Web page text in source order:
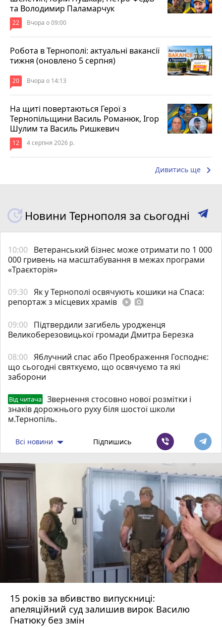
та Володимир Паламарчук
22 Вчора о 09:00
Робота в Тернополі: актуальні вакансії
тижня (оновлено 5 серпня)
20 Вчора о 14:13
На щиті повертаються Герої з
Тернопільщини Василь Романюк, Ігор
Шулим та Василь Ришкевич
12 4 серпня 2026 р.
Дивитись ще keyboard_arrow_right
Новини Тернополя за сьогодні
10:00 Ветеранський бізнес може отримати по 1 000
000 гривень на масштабування в межах програми
«Траєкторія»
09:30 Як у Тернополі освячують кошики на Спаса:
репортаж з місцевих храмів play_circle_filled photo_camera
09:00 Підтвердили загибель уродженця
Великоберезовицької громади Дмитра Березка
08:00 Яблучний спас або Преображення Господнє:
що сьогодні святкуємо, що освячуємо та які
заборони
Від читача
Звернення стосовно нової розмітки і
знаків дорожнього руху біля шостої школи
м.Тернопіль.
Всі новини Підпишись
15 років за вбивство випускниці:
апеляційний суд залишив вирок Василю
Гнатюку без змін